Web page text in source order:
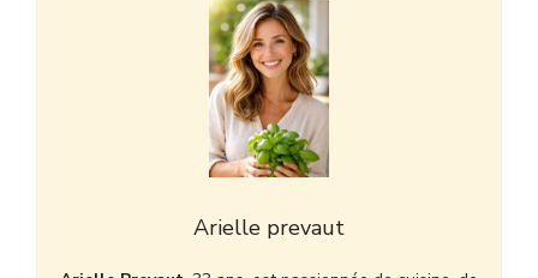
Arielle prevaut